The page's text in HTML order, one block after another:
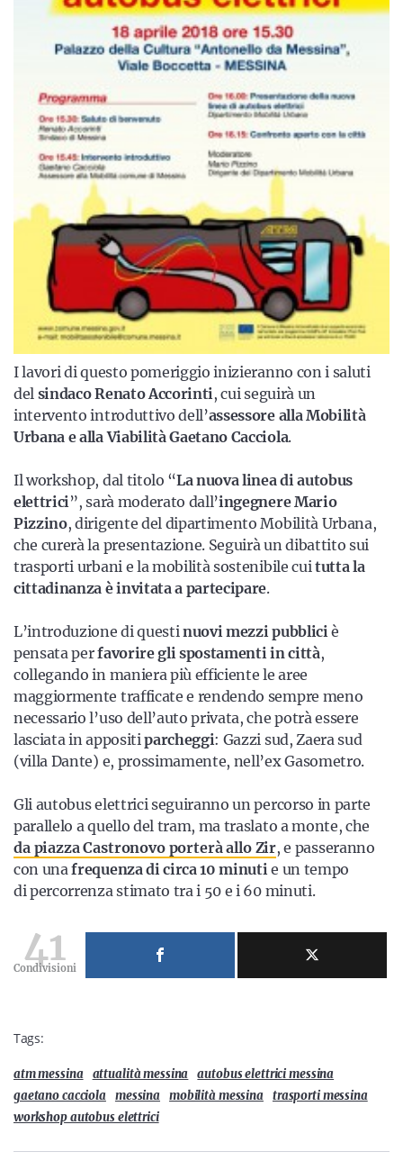
I lavori di questo pomeriggio inizieranno con i saluti
del sindaco Renato Accorinti, cui seguirà un
intervento introduttivo dell’assessore alla Mobilità
Urbana e alla Viabilità Gaetano Cacciola.
Il workshop, dal titolo “La nuova linea di autobus
elettrici”, sarà moderato dall’ingegnere Mario
Pizzino, dirigente del dipartimento Mobilità Urbana,
che curerà la presentazione. Seguirà un dibattito sui
trasporti urbani e la mobilità sostenibile cuitutta la
cittadinanza è invitata a partecipare.
L’introduzione di questinuovi mezzi pubbliciè
pensata perfavorire gli spostamenti in città,
collegando in maniera più efficiente le aree
maggiormente trafficate e rendendo sempre meno
necessario l’uso dell’auto privata, che potrà essere
lasciata in appositiparcheggi: Gazzi sud, Zaera sud
(villa Dante) e, prossimamente, nell’ex Gasometro.
Gli autobus elettrici seguiranno un percorso in parte
parallelo a quello del tram, ma traslato a monte, che
da piazza Castronovo porterà allo Zir, e passeranno
con unafrequenza di circa 10 minutie un tempo
di percorrenza stimato tra i 50 e i 60 minuti.
41
Condivisioni
Tags:
atm messina attualità messina
autobus elettrici messina
gaetano cacciola messina mobilità messina trasporti messina
workshop autobus elettrici